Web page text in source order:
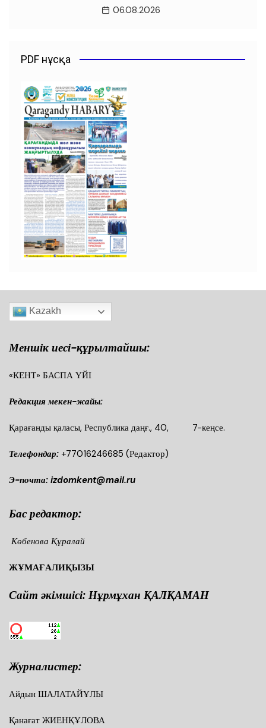
06.08.2026
PDF нұсқа
Kazakh
Меншік иесі-құрылтайшы:
«КЕНТ» БАСПА ҮЙІ
Редакция мекен-жайы:
Қарағанды қаласы, Республика даңғ., 40, 7-кеңсе.
Телефондар: +77016246685 (Редактор)
Э-почта: izdomkent@mail.ru
Бас редактор:
Көбенова Құралай
ЖҰМАҒАЛИҚЫЗЫ
Сайт әкімшісі: Нұрмұхан ҚАЛҚАМАН
Журналистер:
Айдын ШАЛАТАЙҰЛЫ
Қанағат ЖИЕНҚҰЛОВА